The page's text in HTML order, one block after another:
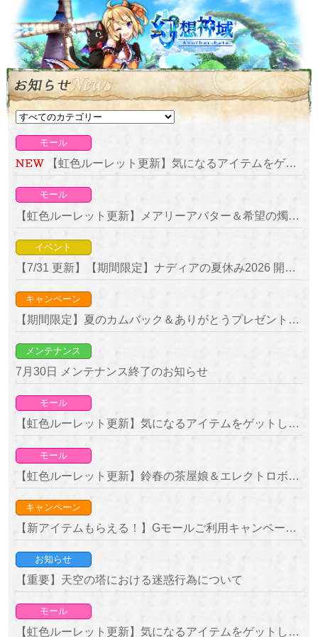
モール
【虹色ルーレット更新】気になるアイテムをゲットしよう！復刻ルーレット開催！
モール
【虹色ルーレット更新】メアリーアバター＆希望の燭台が新登場！
イベント
【7/31 更新】【期間限定】ナディアの夏休み2026 開催！
キャンペーン
【期間限定】夏のカムバック＆ありがとうプレゼントキャンペーン 開催！
メンテナンス
7月30日 メンテナンス終了のお知らせ
モール
【虹色ルーレット更新】気になるアイテムをゲットしよう！復刻ルーレット開催！
モール
【虹色ルーレット更新】鈴春の茶屋娘＆エレクトロボールが新登場！
キャンペーン
【新アイテムもらえる！】Gモールご利用キャンペーン 開催！
お知らせ
【重要】天空の塔における迷惑行為について
モール
【虹色ルーレット更新】気になるアイテムをゲットしよう！復刻ルーレット開催！